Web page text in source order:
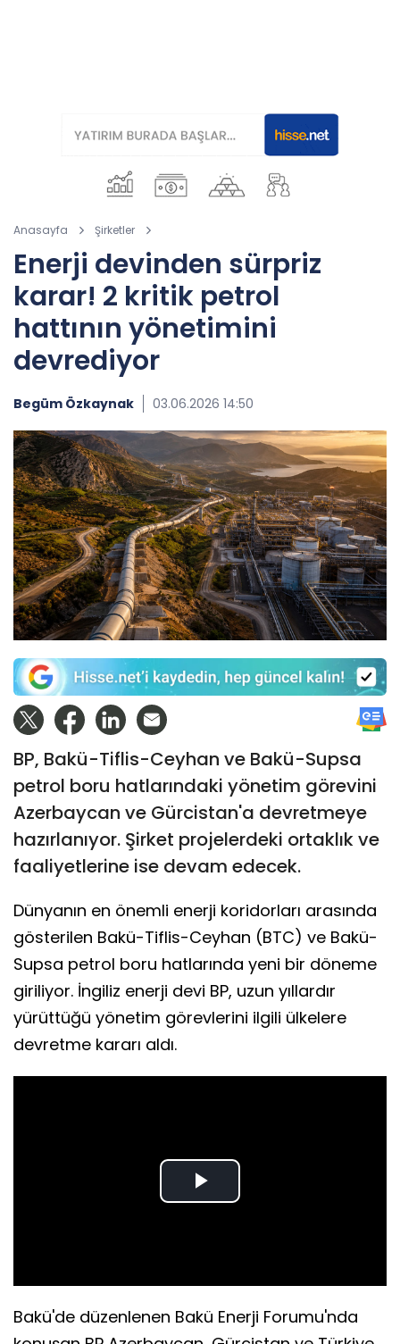
Anasayfa Şirketler
Enerji devinden sürpriz
karar! 2 kritik petrol
hattının yönetimini
devrediyor
Begüm Özkaynak 03.06.2026 14:50
BP, Bakü-Tiflis-Ceyhan ve Bakü-Supsa
petrol boru hatlarındaki yönetim görevini
Azerbaycan ve Gürcistan'a devretmeye
hazırlanıyor. Şirket projelerdeki ortaklık ve
faaliyetlerine ise devam edecek.
Dünyanın en önemli enerji koridorları arasında
gösterilen Bakü-Tiflis-Ceyhan (BTC) ve Bakü-
Supsa petrol boru hatlarında yeni bir döneme
giriliyor. İngiliz enerji devi BP, uzun yıllardır
yürüttüğü yönetim görevlerini ilgili ülkelere
devretme kararı aldı.
Play
Bakü'de düzenlenen Bakü Enerji Forumu'nda